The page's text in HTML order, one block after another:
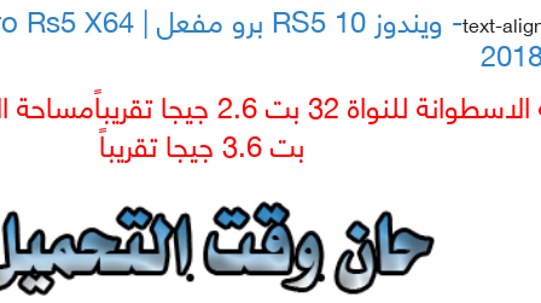
text-
للنواة 32 بت 2.6 جيجا تقريباً
بت 3.6 جيجا تقريباً